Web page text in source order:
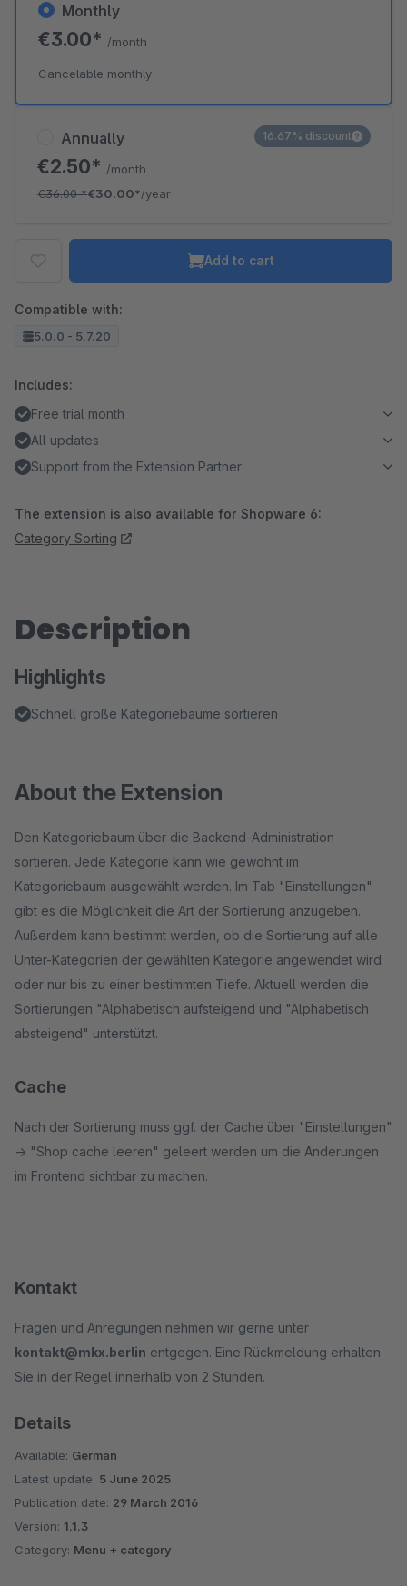
Annually
€2.50* /month
€36.00*€30.00*/year
16.67% discount
Monthly
€3.00* /month
Cancelable monthly
Add to cart
Compatible with:
5.0.0 - 5.7.20
Includes:
Free trial month
All updates
Support from the Extension Partner
The extension is also available for Shopware 6:
Category Sorting
Description
Highlights
Schnell große Kategoriebäume sortieren
About the Extension
Den Kategoriebaum über die Backend-Administration
sortieren. Jede Kategorie kann wie gewohnt im
Kategoriebaum ausgewählt werden. Im Tab "Einstellungen"
gibt es die Möglichkeit die Art der Sortierung anzugeben.
Außerdem kann bestimmt werden, ob die Sortierung auf alle
Unter-Kategorien der gewählten Kategorie angewendet wird
oder nur bis zu einer bestimmten Tiefe. Aktuell werden die
Sortierungen "Alphabetisch aufsteigend und "Alphabetisch
absteigend" unterstützt.
Cache
Nach der Sortierung muss ggf. der Cache über "Einstellungen"
-> "Shop cache leeren" geleert werden um die Änderungen
im Frontend sichtbar zu machen.
Kontakt
Fragen und Anregungen nehmen wir gerne unter
kontakt@mkx.berlin entgegen. Eine Rückmeldung erhalten
Sie in der Regel innerhalb von 2 Stunden.
Details
Available: German
Latest update: 5 June 2025
Publication date: 29 March 2016
Version: 1.1.3
Category: Menu + category